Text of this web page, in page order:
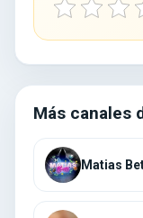
Más canales